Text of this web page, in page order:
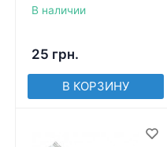
В наличии
25 грн.
В КОРЗИНУ